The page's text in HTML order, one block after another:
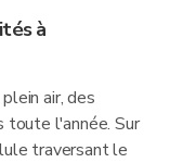
à
air, des
l'année. Sur
traversant le